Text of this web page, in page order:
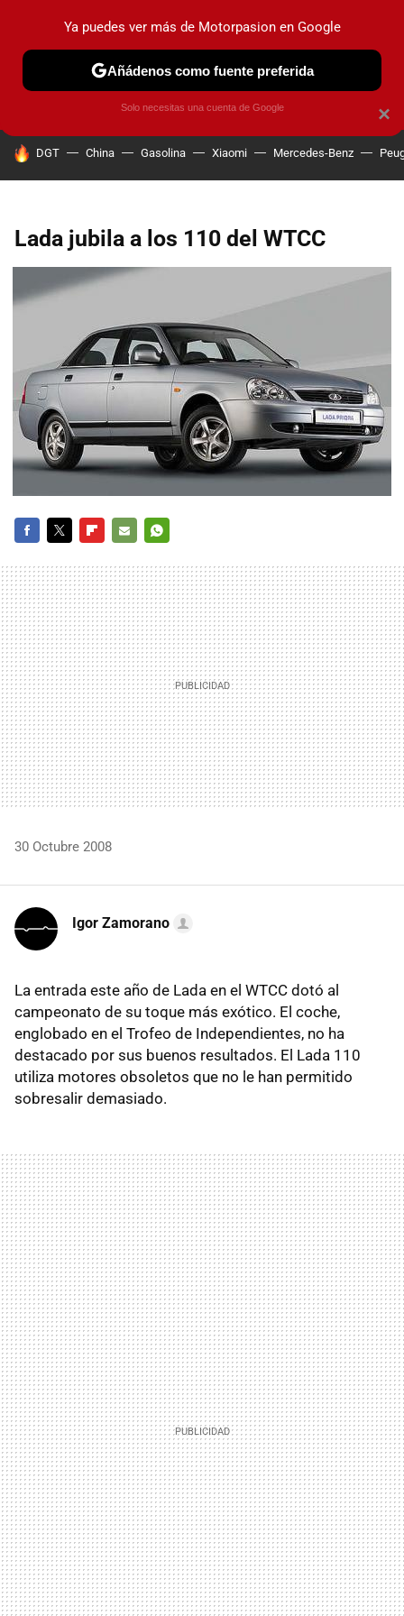
PRUEBAS COCHES ELÉCTRICOS OBSERVATORIO
HOY SE HABLA DE
DGT China Gasolina Xiaomi Mercedes-Benz
Lada jubila a los 110 del WTCC
MAIL
30 Octubre 2008
Igor Zamorano
La entrada este año de Lada en el WTCC dotó al
campeonato de su toque más exótico. El coche,
englobado en el Trofeo de Independientes, no ha
destacado por sus buenos resultados. El Lada 110
utiliza motores obsoletos que no le han permitido
sobresalir demasiado.
×
Ya puedes ver más de Motorpasion en Google
Añádenos como fuente preferida
Solo necesitas una cuenta de Google